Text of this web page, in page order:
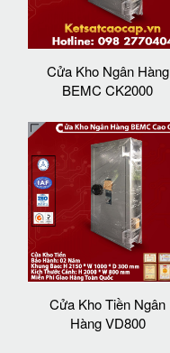
Cửa Kho Ngân Hàng
BEMC CK2000
Cửa Kho Tiền Ngân
Hàng VD800